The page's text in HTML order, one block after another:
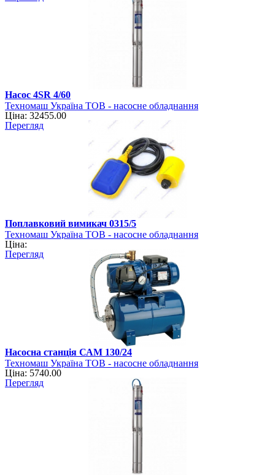
Насос 4SR 4/60
Техномаш Україна ТОВ - насосне обладнання
Ціна: 32455.00
Перегляд
Поплавковий вимикач 0315/5
Техномаш Україна ТОВ - насосне обладнання
Ціна:
Перегляд
Насосна станція САМ 130/24
Техномаш Україна ТОВ - насосне обладнання
Ціна: 5740.00
Перегляд